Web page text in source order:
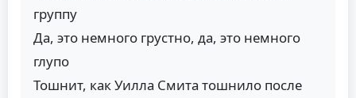
группу
Да, это немного грустно, да, это немного
глупо
Тошнит, как Уилла Смита тошнило после